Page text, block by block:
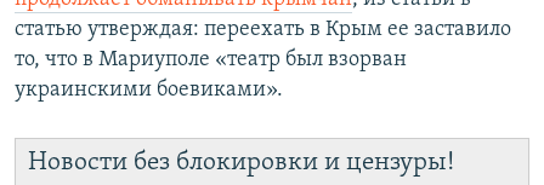
статью утверждая: переехать в Крым ее заставило
то, что в Мариуполе «театр был взорван
украинскими боевиками».
Новости без блокировки и цензуры!